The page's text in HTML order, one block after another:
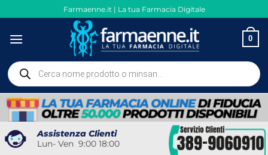
ai
contenuti
Farmaenne.it | La tua Farmacia Digitale
0
Ricerca
prodotti
Assistenza Clienti
Lun- Ven 9:00 18:00